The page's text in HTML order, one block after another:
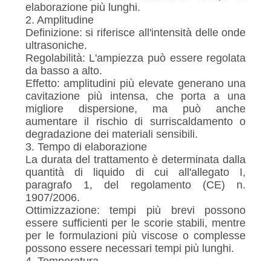
elaborazione più lunghi.
2. Amplitudine
Definizione: si riferisce all'intensità delle onde
ultrasoniche.
Regolabilità: L'ampiezza può essere regolata
da basso a alto.
Effetto: amplitudini più elevate generano una
cavitazione più intensa, che porta a una
migliore dispersione, ma può anche
aumentare il rischio di surriscaldamento o
degradazione dei materiali sensibili.
3. Tempo di elaborazione
La durata del trattamento è determinata dalla
quantità di liquido di cui all'allegato I,
paragrafo 1, del regolamento (CE) n.
1907/2006.
Ottimizzazione: tempi più brevi possono
essere sufficienti per le scorie stabili, mentre
per le formulazioni più viscose o complesse
possono essere necessari tempi più lunghi.